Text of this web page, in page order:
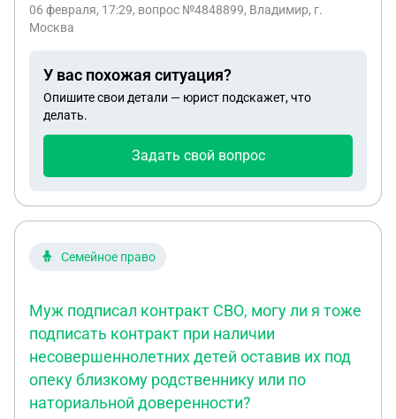
информацию из чего складывается зарплата
06 февраля, 17:29, вопрос №4848899, Владимир, г.
Москва
У вас похожая ситуация?
Опишите свои детали — юрист подскажет, что
делать.
Задать свой вопрос
Семейное право
Муж подписал контракт СВО, могу ли я тоже
подписать контракт при наличии
несовершеннолетних детей оставив их под
опеку близкому родственнику или по
наториальной доверенности?